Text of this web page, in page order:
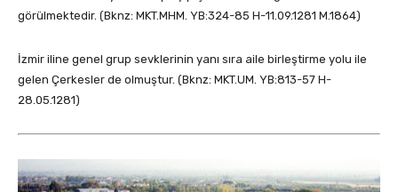
görülmektedir. (Bknz: MKT.MHM. YB:324-85 H-11.09.1281 M.1864)
İzmir iline genel grup sevklerinin yanı sıra aile birleştirme yolu ile
gelen Çerkesler de olmuştur. (Bknz: MKT.UM. YB:813-57 H-
28.05.1281)